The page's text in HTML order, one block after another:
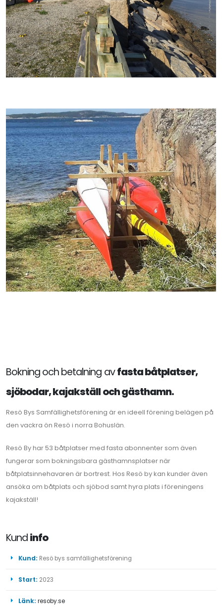
Bokning och betalning avfasta båtplatser,
sjöbodar, kajakställ och gästhamn.
Resö Bys Samfällighetsförening är en ideell förening belägen på
den vackra ön Resö i norra Bohuslän.
Resö By har 53 båtplatser med fasta abonnenter som även
fungerar som bokningsbara gästhamnsplatser när
båtplatsinnehavaren är bortrest. Hos Resö by kan kunder även
ansöka om båtplats och sjöbod samt hyra plats i föreningens
kajakställ!
Kundinfo
Kund: Resö bys samfällighetsförening
Start: 2023
Länk: resoby.se